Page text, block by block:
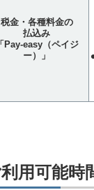
税金・各種料金の
払込み
「Pay-easy（ペイジ
ー）」
用可能時